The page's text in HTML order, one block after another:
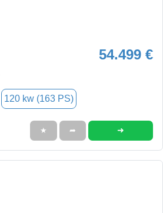
54.499 €
120 kw (163 PS)
★ ➦ ➜